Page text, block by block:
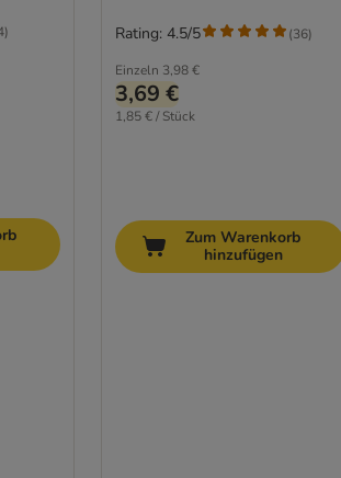
)
Einzeln 3,98 €
3,69 €
1,85 € / Stück
Rating: 4.5/5 (36)
Zum Warenkorb
hinzufügen